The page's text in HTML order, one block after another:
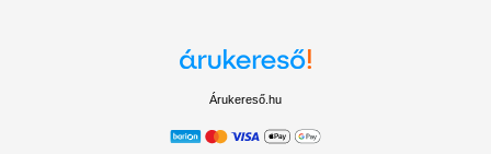
Árukereső.hu